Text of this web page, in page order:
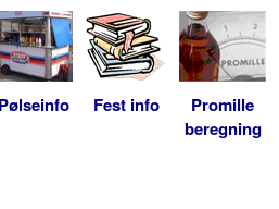
Pølseinfo Fest info
Promille
beregning